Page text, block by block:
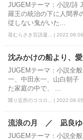
JUGEMテーマ：小説/
羅王の統治の下に人間
従しない鬼がいた...
葵むらさき言語凝... |
沈みかけの船より、
JUGEMテーマ：小説
一、中田永一、山白
た家庭の中で、 ...
隣り近所のココロ... |
流浪の月 ／ 凪良ゆ
JUGEMテーマ：小説